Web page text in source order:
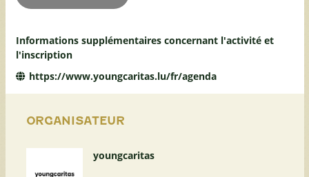
Informations supplémentaires concernant l'activité et
l'inscription
https://www.youngcaritas.lu/fr/agenda
ORGANISATEUR
youngcaritas